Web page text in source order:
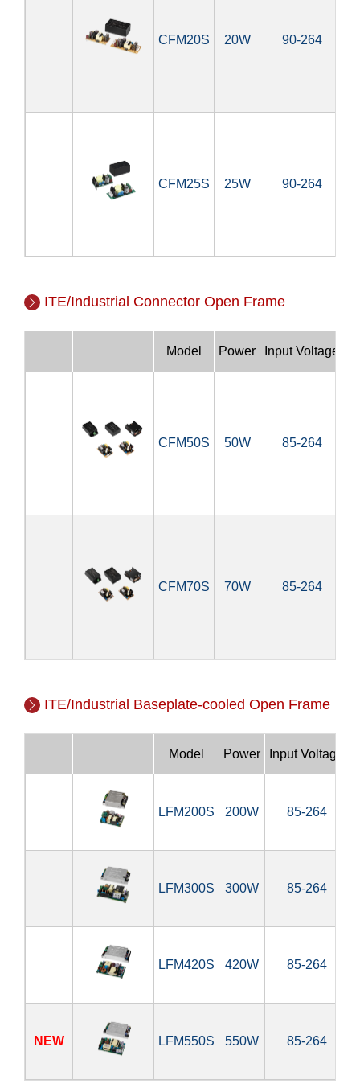
CFM20S 20W 90-264
CFM25S 25W 90-264
ITE/Industrial Connector Open Frame
Model Power Input Voltage
CFM50S 50W 85-264
CFM70S 70W 85-264
ITE/Industrial Baseplate-cooled Open Frame
Model Power Input Voltage
LFM200S 200W 85-264
LFM300S 300W 85-264
LFM420S 420W 85-264
NEW LFM550S 550W 85-264